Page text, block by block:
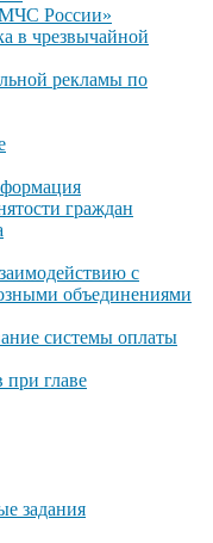
России»
в чрезвычайной
рекламы по
граждан
с
объединениями
системы оплаты
при главе
задания